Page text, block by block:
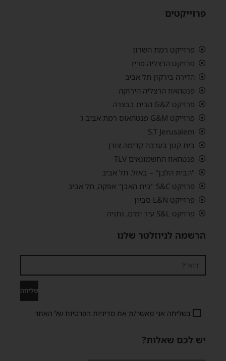
פרוייקטים
פרוייקט רמת השרון
פרויקט הרצליה פריז
הדירה בירקון תל אביב
פנטהאוז הרצליה הירוקה
פרויקט G&Z הבית בבצרה
פרוייקט G&M פנטהאוס רמת אביב ג'
S.T Jerusalem
בית קטן בערבה קדימה צורן
פנטהאוז החשמונאים TLV
"הבית הלבן" – באזל, תל אביב
פרויקט S&C "בית האבן" אפקה, תל אביב
פרוייקט L&N סביון
פרויקט S&L עיר ימים, נתניה
הרשמה לניוזלטר שלנו
בשליחה אני מאשר/ת את מדיניות הפרטיות של האתר
שליחה
יש לכם שאלות?